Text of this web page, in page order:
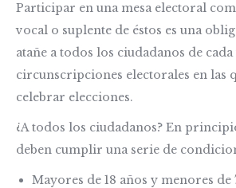
Participar en una mesa electoral
vocal o suplente de éstos es una
atañe a todos los ciudadanos de cada
circunscripciones electorales en las
celebrar elecciones.
¿A todos los ciudadanos? En
deben cumplir una serie de
Mayores de 18 años y menores de